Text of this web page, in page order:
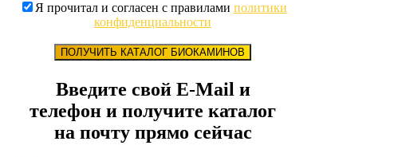
Я прочитал и согласен с правилами политики
конфиденциальности
ПОЛУЧИТЬ КАТАЛОГ БИОКАМИНОВ
Введите свой E-Mail и
телефон и получите каталог
на почту прямо сейчас